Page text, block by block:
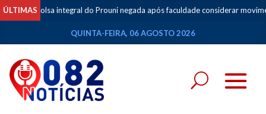
ÚLTIMAS
integral do Prouni negada após faculdade considerar movimentações
QUINTA-FEIRA, 06 AGOSTO 2026